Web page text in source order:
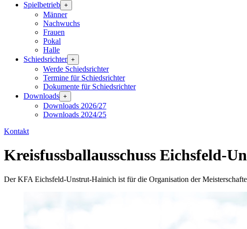
Spielbetrieb +
Männer
Nachwuchs
Frauen
Pokal
Halle
Schiedsrichter +
Werde Schiedsrichter
Termine für Schiedsrichter
Dokumente für Schiedsrichter
Downloads +
Downloads 2026/27
Downloads 2024/25
Kontakt
Kreisfussballausschuss Eichsfeld-
Der KFA Eichsfeld-Unstrut-Hainich ist für die Organisation der